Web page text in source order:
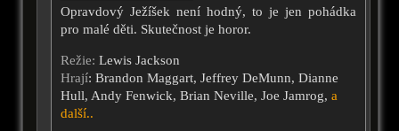
Opravdový Ježíšek není hodný, to je jen pohádka
pro malé děti. Skutečnost je horor.
Režie: Lewis Jackson
Hrají: Brandon Maggart, Jeffrey DeMunn, Dianne
Hull, Andy Fenwick, Brian Neville, Joe Jamrog, a
další..